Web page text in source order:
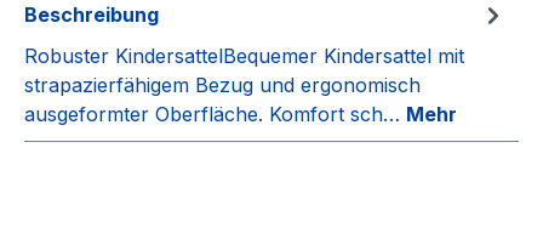
Beschreibung
Robuster KindersattelBequemer Kindersattel mit
strapazierfähigem Bezug und ergonomisch
ausgeformter Oberfläche. Komfort sch… Mehr